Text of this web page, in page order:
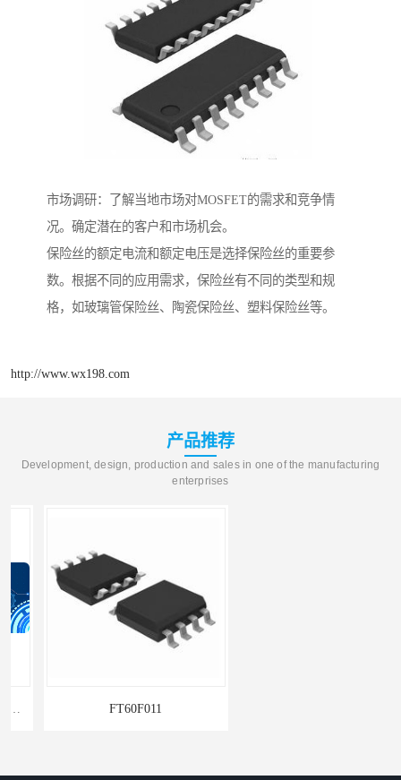
市场调研：了解当地市场对MOSFET的需求和竞争情
况。确定潜在的客户和市场机会。
保险丝的额定电流和额定电压是选择保险丝的重要参
数。根据不同的应用需求，保险丝有不同的类型和规
格，如玻璃管保险丝、陶瓷保险丝、塑料保险丝等。
http://www.wx198.com
产品推荐
Development, design, production and sales in one of the manufacturing
enterprises
FT60F011